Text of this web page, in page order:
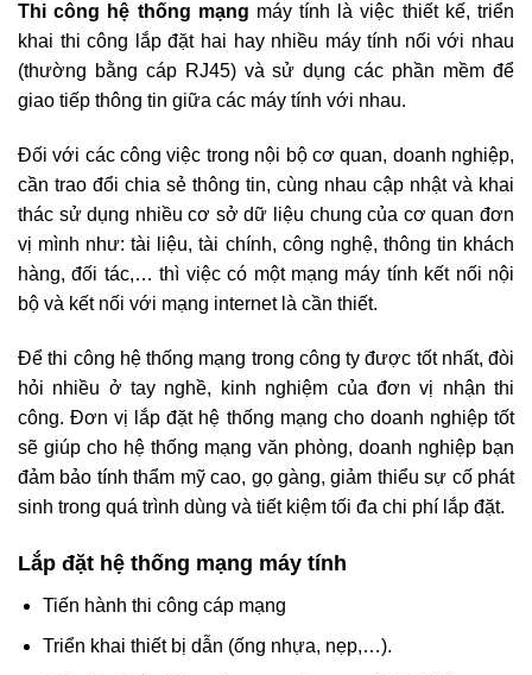
Thi công hệ thống mạng máy tính là việc thiết kế, triển
khai thi công lắp đặt hai hay nhiều máy tính nối với nhau
(thường bằng cáp RJ45) và sử dụng các phần mềm để
giao tiếp thông tin giữa các máy tính với nhau.
Đối với các công việc trong nội bộ cơ quan, doanh nghiệp,
cần trao đổi chia sẻ thông tin, cùng nhau cập nhật và khai
thác sử dụng nhiều cơ sở dữ liệu chung của cơ quan đơn
vị mình như: tài liệu, tài chính, công nghệ, thông tin khách
hàng, đối tác,… thì việc có một mạng máy tính kết nối nội
bộ và kết nối với mạng internet là cần thiết.
Để thi công hệ thống mạng trong công ty được tốt nhất, đòi
hỏi nhiều ở tay nghề, kinh nghiệm của đơn vị nhận thi
công. Đơn vị lắp đặt hệ thống mạng cho doanh nghiệp tốt
sẽ giúp cho hệ thống mạng văn phòng, doanh nghiệp bạn
đảm bảo tính thẩm mỹ cao, gọ gàng, giảm thiểu sự cố phát
sinh trong quá trình dùng và tiết kiệm tối đa chi phí lắp đặt.
Lắp đặt hệ thống mạng máy tính
Tiến hành thi công cáp mạng
Triển khai thiết bị dẫn (ống nhựa, nẹp,…).